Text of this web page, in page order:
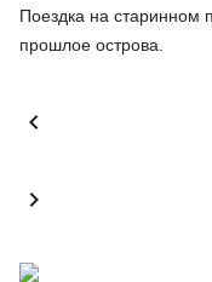
Поездка на старинном
прошлое острова.

